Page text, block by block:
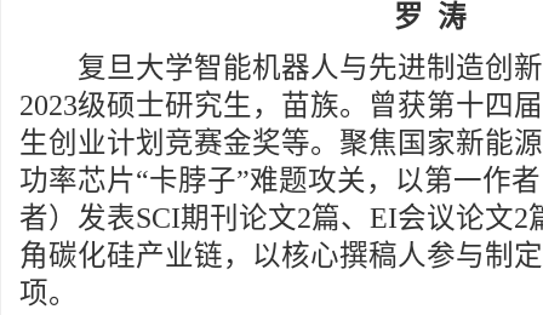
罗 涛
复旦大学智能机器人与先进制造创新
2023级硕士研究生，苗族。曾获第十四
生创业计划竞赛金奖等。聚焦国家新能
功率芯片“卡脖子”难题攻关，以第一作
者）发表SCI期刊论文2篇、EI会议论文2
角碳化硅产业链，以核心撰稿人参与制
项。